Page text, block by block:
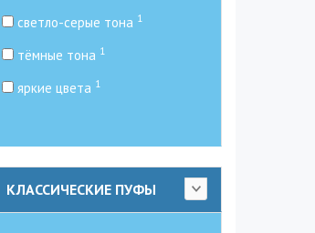
Сравнить 0
светло-серые тона 1
тёмные тона 1
яркие цвета 1
КЛАССИЧЕСКИЕ ПУФЫ